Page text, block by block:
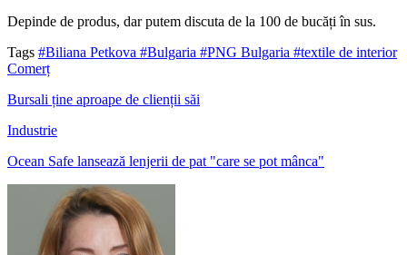
Depinde de produs, dar putem discuta de la 100 de bucăți în sus.
Tags #Biliana Petkova #Bulgaria #PNG Bulgaria #textile de interior
Comerț
Bursali ține aproape de clienții săi
Industrie
Ocean Safe lansează lenjerii de pat "care se pot mânca"